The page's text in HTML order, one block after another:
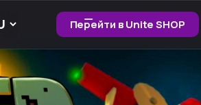
Перейти в Unite SHOP